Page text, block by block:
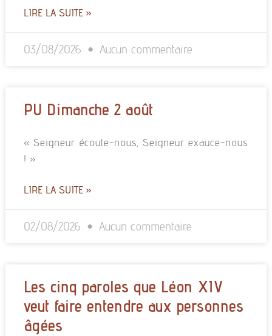
LIRE LA SUITE »
03/08/2026 Aucun commentaire
PU Dimanche 2 août
« Seigneur écoute-nous, Seigneur exauce-nous
! »
LIRE LA SUITE »
02/08/2026 Aucun commentaire
Les cinq paroles que Léon XIV
veut faire entendre aux personnes
âgées